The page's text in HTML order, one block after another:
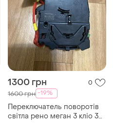
1300 грн 0
1600 грн -19%
Переключатель поворотів
світла рено меган 3 кліо 3